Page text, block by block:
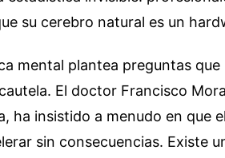
su cerebro natural es un
mental plantea preguntas que
El doctor Francisco
ha insistido a menudo en que
sin consecuencias. Existe